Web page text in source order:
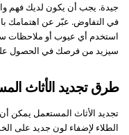
جيدة. يجب أن يكون لديك فهم
في التفاوض. عبّر عن اهتمامك
استخدم أي عيوب أو ملاحظات
سيزيد من فرصك في الحصول
طرق تجديد الأثاث
تجديد الأثاث المستعمل يمكن
الطلاء لإضفاء لون جديد على